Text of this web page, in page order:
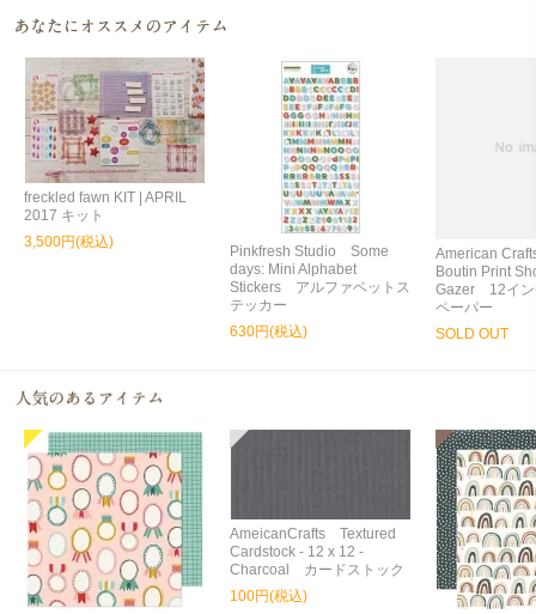
freckled fawn KIT | APRIL
2017 キット
3,500円(税込)
Pinkfresh Studio Some
days: Mini Alphabet
Stickers アルファベットス
テッカー
630円(税込)
American
Boutin Print
Gazer 12イン
ペーパー
SOLD OUT
AmeicanCrafts Textured
Cardstock - 12 x 12 -
Charcoal カードストック
100円(税込)